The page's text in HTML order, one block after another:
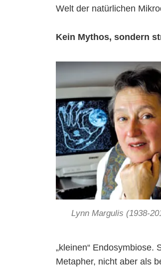
Welt der natürlichen
Kein Mythos, sondern
Lynn Margulis (1938-
„kleinen“ Endosymbiose.
Metapher, nicht aber als